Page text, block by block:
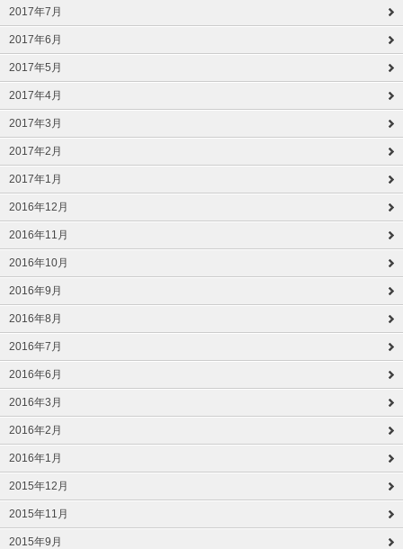
2017年7月
2017年6月
2017年5月
2017年4月
2017年3月
2017年2月
2017年1月
2016年12月
2016年11月
2016年10月
2016年9月
2016年8月
2016年7月
2016年6月
2016年3月
2016年2月
2016年1月
2015年12月
2015年11月
2015年9月